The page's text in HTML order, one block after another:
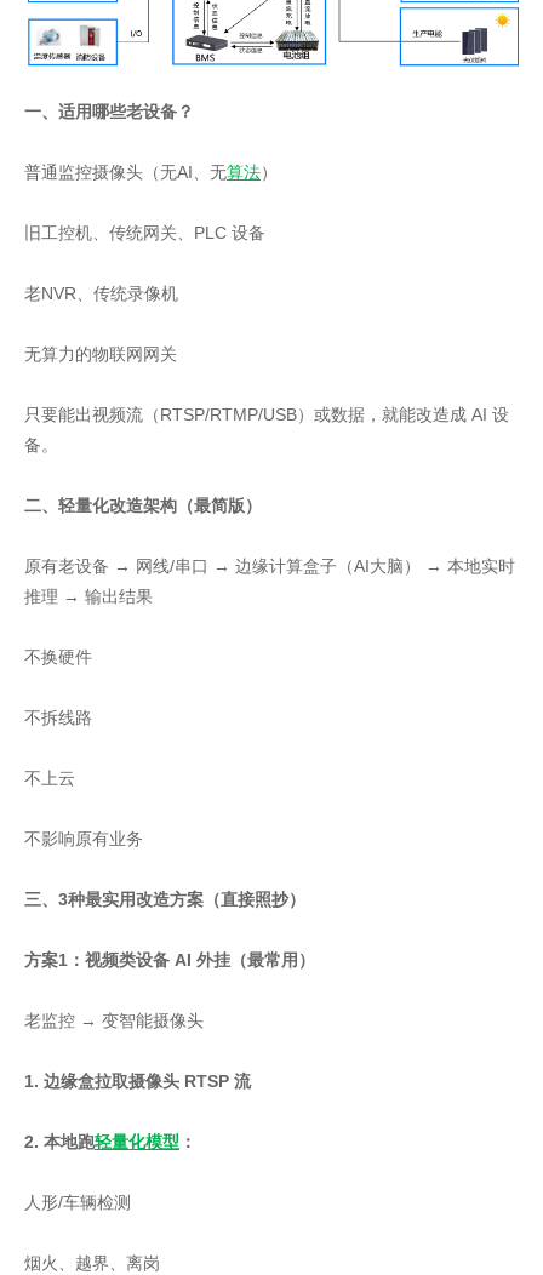
一、适用哪些老设备？
普通监控摄像头（无AI、无算法）
旧工控机、传统网关、PLC 设备
老NVR、传统录像机
无算力的物联网网关
只要能出视频流（RTSP/RTMP/USB）或数据，就能改造成 AI 设
备。
二、轻量化改造架构（最简版）
原有老设备 → 网线/串口 → 边缘计算盒子（AI大脑） → 本地实时
推理 → 输出结果
不换硬件
不拆线路
不上云
不影响原有业务
三、3种最实用改造方案（直接照抄）
方案1：视频类设备 AI 外挂（最常用）
老监控 → 变智能摄像头
1. 边缘盒拉取摄像头 RTSP 流
2. 本地跑轻量化模型 ：
人形/车辆检测
烟火、越界、离岗